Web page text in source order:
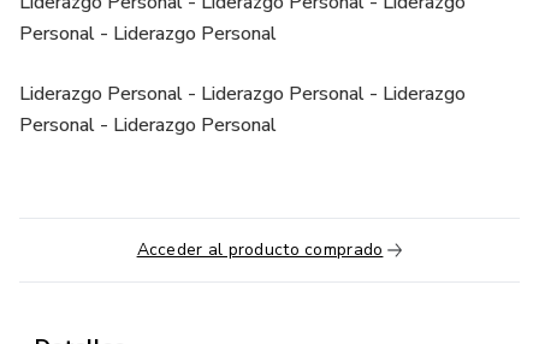
Personal - Liderazgo Personal
Liderazgo Personal - Liderazgo Personal - Liderazgo
Personal - Liderazgo Personal
Acceder al producto comprado